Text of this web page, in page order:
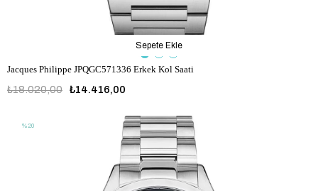
Jacques Philippe JPQGC571336 Erkek Kol Saati
₺14.416,00
₺18.020,00
Sepete Ekle
%20